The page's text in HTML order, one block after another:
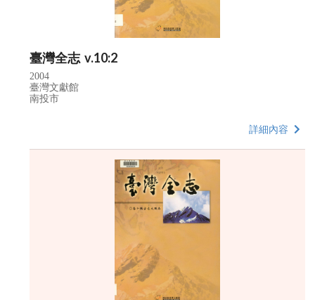
臺灣全志 v.10:2
2004
臺灣文獻館
南投市
詳細內容